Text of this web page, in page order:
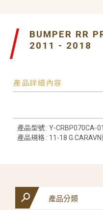
BUMPER RR
2011 - 2018
產品詳細內容
產品型號 : Y-CRBP070CA-01
產品規格 : 11-18